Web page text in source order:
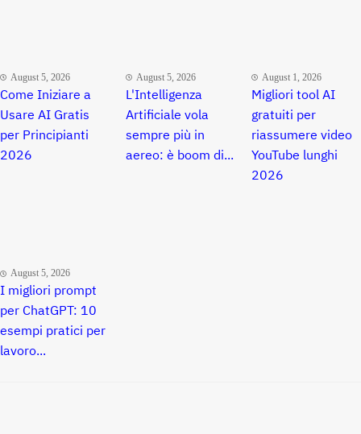
August 5, 2026
Come Iniziare a
Usare AI Gratis
per Principianti
2026
August 5, 2026
L'Intelligenza
Artificiale vola
sempre più in
aereo: è boom di...
August 1, 2026
Migliori tool AI
gratuiti per
riassumere video
YouTube lunghi
2026
August 5, 2026
I migliori prompt
per ChatGPT: 10
esempi pratici per
lavoro...